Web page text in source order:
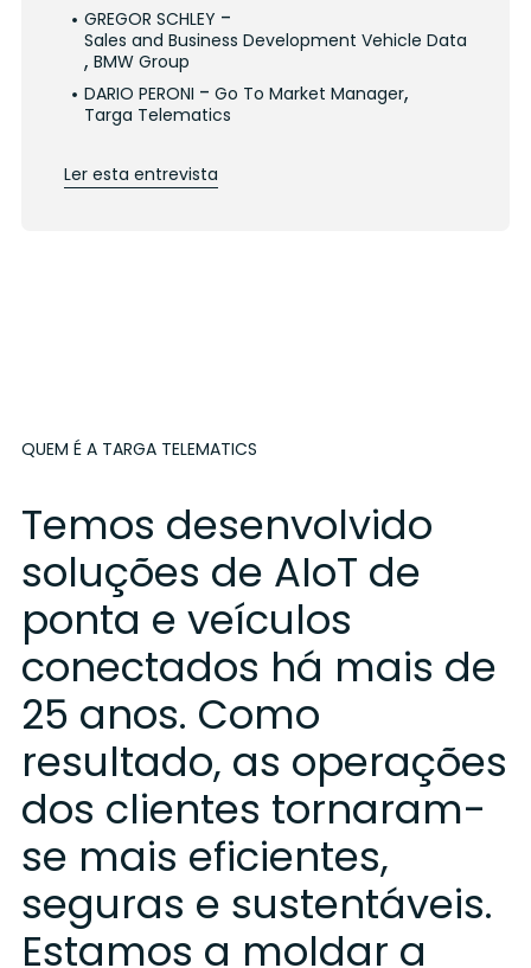
GREGOR SCHLEY -
Sales and Business Development Vehicle Data
, BMW Group
DARIO PERONI - Go To Market Manager,
Targa Telematics
Ler esta entrevista
QUEM É A TARGA TELEMATICS
Temos desenvolvido
soluções de AIoT de
ponta e veículos
conectados há mais de
25 anos. Como
resultado, as operações
dos clientes tornaram-
se mais eficientes,
seguras e sustentáveis.
Estamos a moldar a